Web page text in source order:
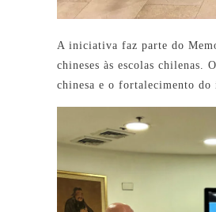
A iniciativa faz parte do
chineses às escolas chilenas.
chinesa e o fortalecimento do